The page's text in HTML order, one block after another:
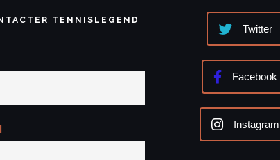
TENNISLEGEND
Twitter
Facebook
Instagram